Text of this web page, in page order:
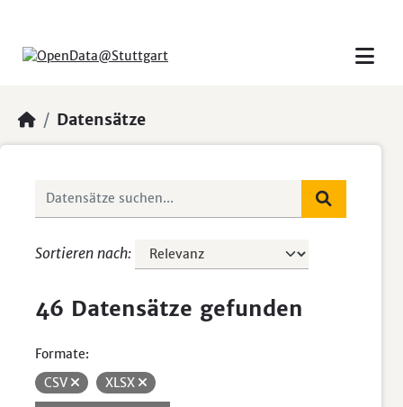
Datensätze
Sortieren nach
46 Datensätze gefunden
Formate:
CSV
XLSX